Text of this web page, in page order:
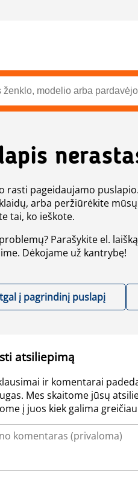
rasti pageidaujamo
arba peržiūrėkite
tai, ko ieškote.
Parašykite el.
Dėkojame už kantrybę!
į pagrindinį puslapį
atsiliepimą
ir komentarai
Mes skaitome jūsų
į juos kiek galima